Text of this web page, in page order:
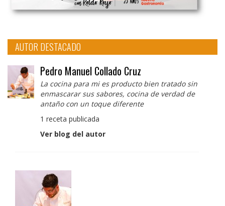
AUTOR DESTACADO
Pedro Manuel Collado Cruz
La cocina para mi es producto bien tratado sin
enmascarar sus sabores, cocina de verdad de
antaño con un toque diferente
1 receta publicada
Ver blog del autor